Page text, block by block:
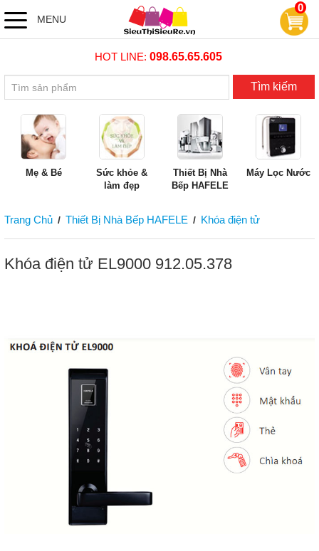
MENU
0
HOT LINE: 098.65.65.605
Tìm kiếm
Mẹ & Bé
Sức khỏe &
làm đẹp
Thiết Bị Nhà
Bếp HAFELE
Máy Lọc Nước
Trang Chủ / Thiết Bị Nhà Bếp HAFELE / Khóa điện tử
Khóa điện tử EL9000 912.05.378